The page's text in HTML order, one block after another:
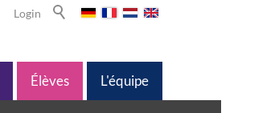
Login
Élèves L'équipe